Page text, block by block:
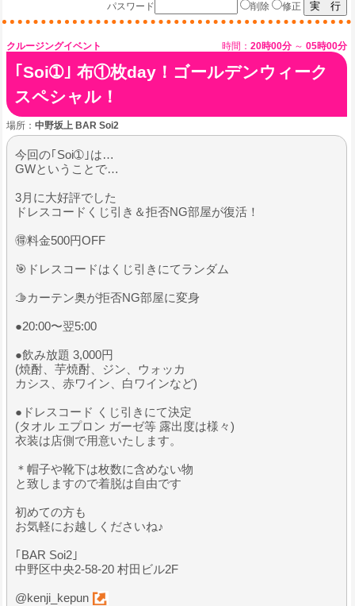
パスワード
削除 修正
クルージングイベント 時間： 20時00分 ～ 05時00分
｢Soi➀｣ 布①枚day！ゴールデンウィーク
スペシャル！
場所： 中野坂上 BAR Soi2
今回の｢Soi➀｣は…
GWということで…
3月に大好評でした
ドレスコードくじ引き＆拒否NG部屋が復活！
🉐料金500円OFF
🎯ドレスコードはくじ引きにてランダム
🫱カーテン奥が拒否NG部屋に変身
●20:00〜翌5:00
●飲み放題 3,000円
(焼酎、芋焼酎、ジン、ウォッカ
カシス、赤ワイン、白ワインなど)
●ドレスコード くじ引きにて決定
(タオル エプロン ガーゼ等 露出度は様々)
衣装は店側で用意いたします。
＊帽子や靴下は枚数に含めない物
と致しますので着脱は自由です
初めての方も
お気軽にお越しくださいね♪
｢BAR Soi2｣
中野区中央2-58-20 村田ビル2F
@kenji_kepun